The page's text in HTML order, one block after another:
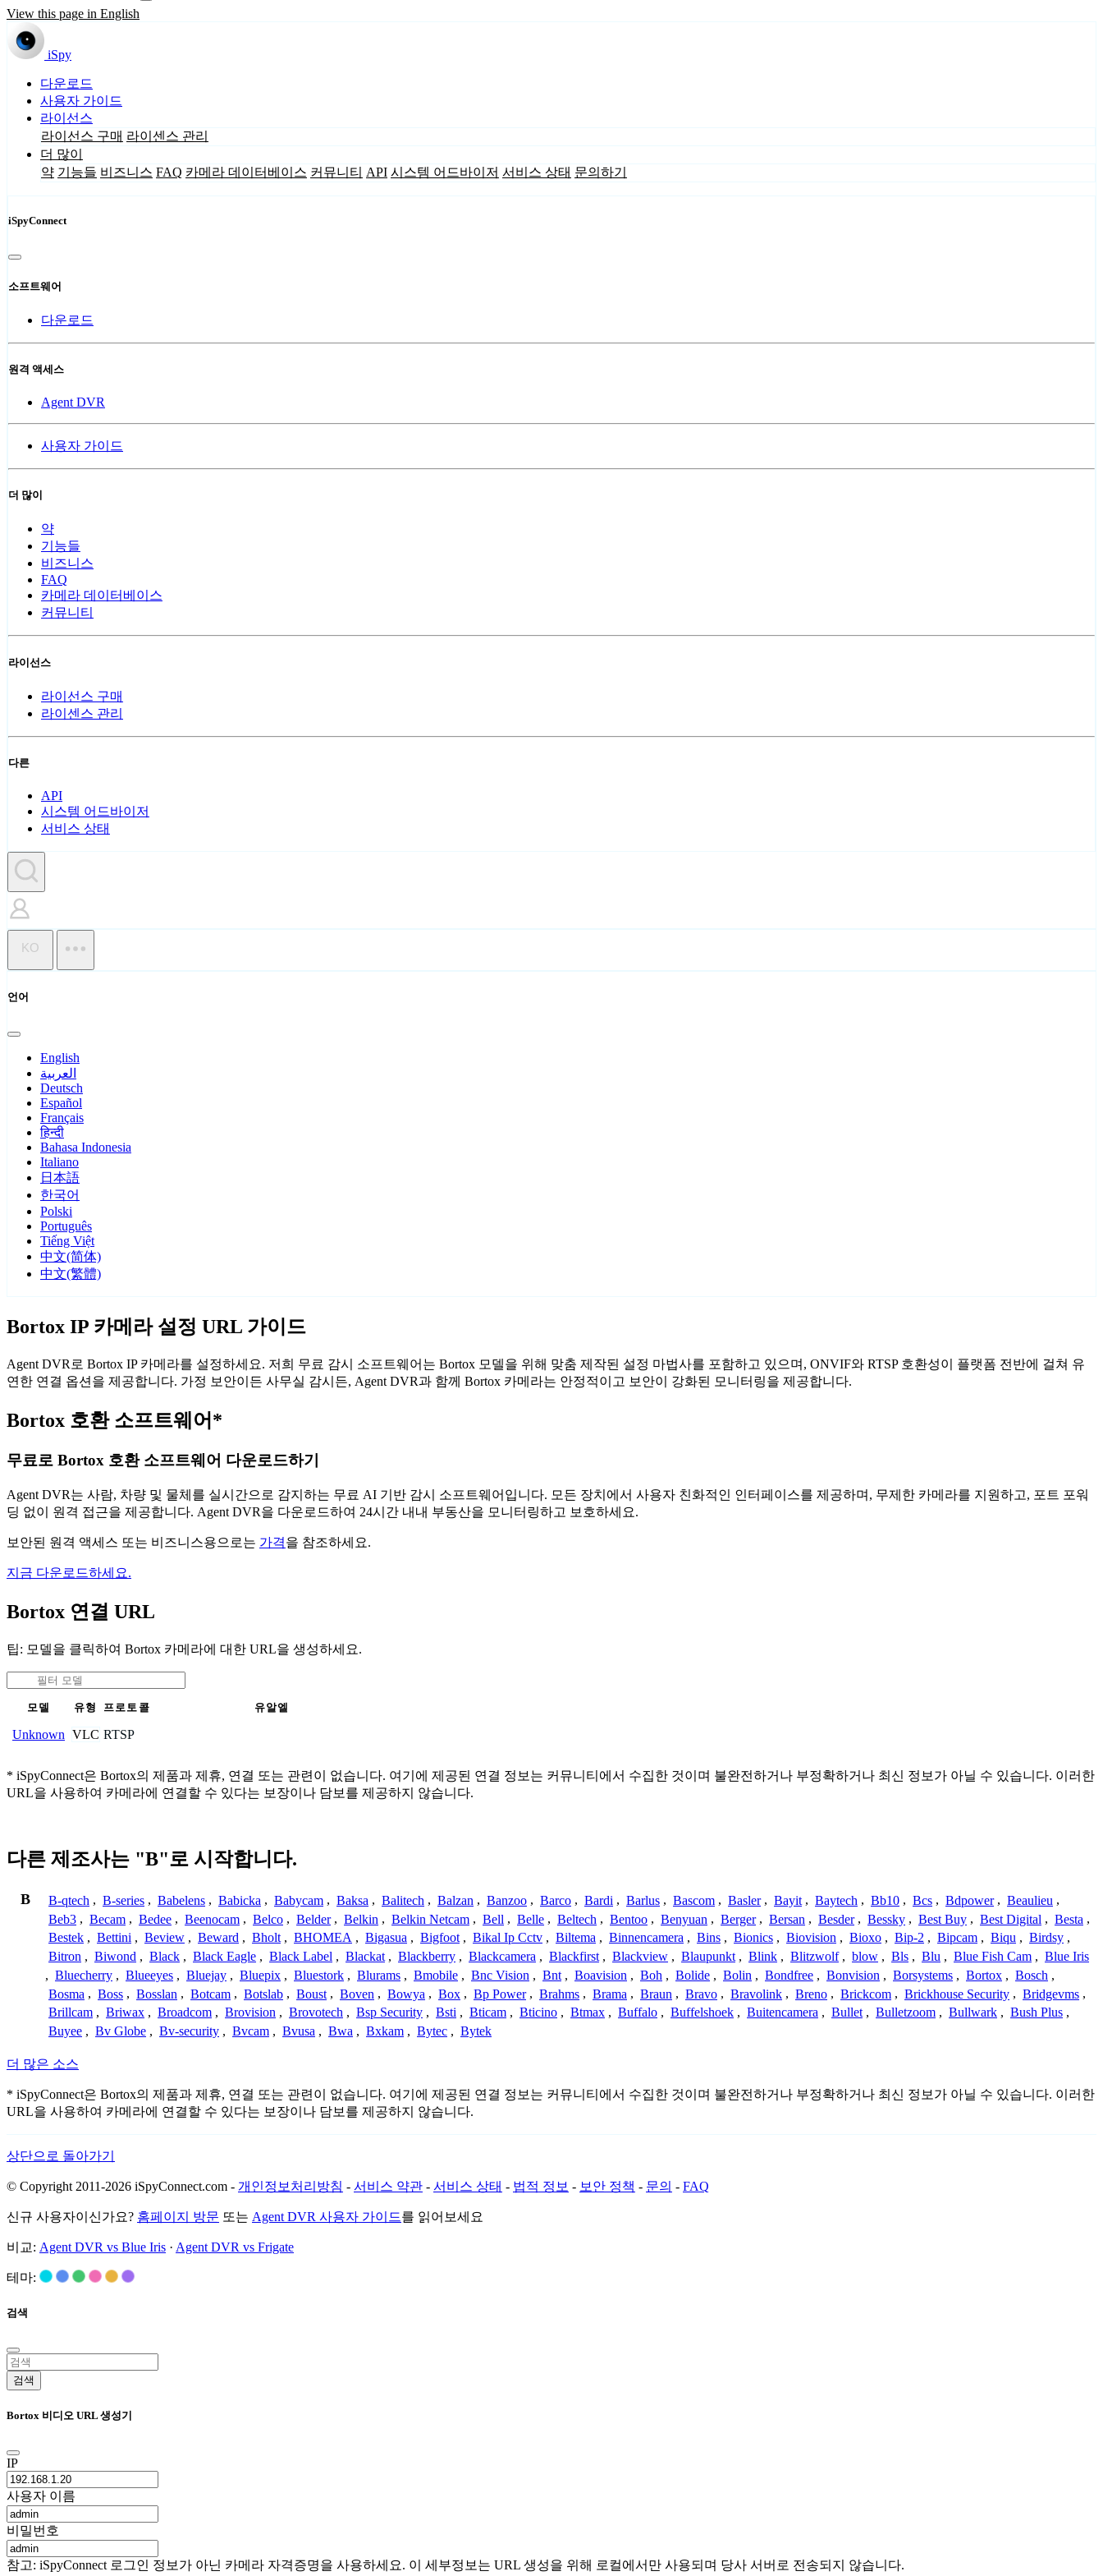
View this page in English
iSpy
다운로드
사용자 가이드
라이선스
라이선스 구매 라이센스 관리
더 많이
약 기능들 비즈니스 FAQ 카메라 데이터베이스 커뮤니티 API 시스템 어드바이저 서비스 상태 문의하기
iSpyConnect
소프트웨어
다운로드
원격 액세스
Agent DVR
사용자 가이드
더 많이
약
기능들
비즈니스
FAQ
카메라 데이터베이스
커뮤니티
라이선스
라이선스 구매
라이센스 관리
다른
API
시스템 어드바이저
서비스 상태
KO
언어
English
العربية
Deutsch
Español
Français
हिन्दी
Bahasa Indonesia
Italiano
日本語
한국어
Polski
Português
Tiếng Việt
中文(简体)
中文(繁體)
Bortox IP 카메라 설정 URL 가이드
Agent DVR로 Bortox IP 카메라를 설정하세요. 저희 무료 감시 소프트웨어는 Bortox 모델을 위해 맞춤 제작된 설정 마법사를 포함하고 있으며, ONVIF와 RTSP 호환성이 플랫폼 전반에 걸쳐 유
연한 연결 옵션을 제공합니다. 가정 보안이든 사무실 감시든, Agent DVR과 함께 Bortox 카메라는 안정적이고 보안이 강화된 모니터링을 제공합니다.
Bortox 호환 소프트웨어*
무료로 Bortox 호환 소프트웨어 다운로드하기
Agent DVR는 사람, 차량 및 물체를 실시간으로 감지하는 무료 AI 기반 감시 소프트웨어입니다. 모든 장치에서 사용자 친화적인 인터페이스를 제공하며, 무제한 카메라를 지원하고, 포트 포워
딩 없이 원격 접근을 제공합니다. Agent DVR을 다운로드하여 24시간 내내 부동산을 모니터링하고 보호하세요.
보안된 원격 액세스 또는 비즈니스용으로는 가격을 참조하세요.
지금 다운로드하세요.
Bortox 연결 URL
팁: 모델을 클릭하여 Bortox 카메라에 대한 URL을 생성하세요.
모델 유형 프로토콜 유알엘
Unknown VLC RTSP
* iSpyConnect은 Bortox의 제품과 제휴, 연결 또는 관련이 없습니다. 여기에 제공된 연결 정보는 커뮤니티에서 수집한 것이며 불완전하거나 부정확하거나 최신 정보가 아닐 수 있습니다. 이러한
URL을 사용하여 카메라에 연결할 수 있다는 보장이나 담보를 제공하지 않습니다.
다른 제조사는 "B"로 시작합니다.
B B-qtech , B-series , Babelens , Babicka , Babycam , Baksa , Balitech , Balzan , Banzoo , Barco , Bardi , Barlus , Bascom , Basler , Bayit , Baytech , Bb10 , Bcs , Bdpower , Beaulieu ,
Beb3 , Becam , Bedee , Beenocam , Belco , Belder , Belkin , Belkin Netcam , Bell , Belle , Beltech , Bentoo , Benyuan , Berger , Bersan , Besder , Bessky , Best Buy , Best Digital , Besta ,
Bestek , Bettini , Beview , Beward , Bholt , BHOMEA , Bigasua , Bigfoot , Bikal Ip Cctv , Biltema , Binnencamera , Bins , Bionics , Biovision , Bioxo , Bip-2 , Bipcam , Biqu , Birdsy ,
Bitron , Biwond , Black , Black Eagle , Black Label , Blackat , Blackberry , Blackcamera , Blackfirst , Blackview , Blaupunkt , Blink , Blitzwolf , blow , Bls , Blu , Blue Fish Cam , Blue Iris
, Bluecherry , Blueeyes , Bluejay , Bluepix , Bluestork , Blurams , Bmobile , Bnc Vision , Bnt , Boavision , Boh , Bolide , Bolin , Bondfree , Bonvision , Borsystems , Bortox , Bosch ,
Bosma , Boss , Bosslan , Botcam , Botslab , Boust , Boven , Bowya , Box , Bp Power , Brahms , Brama , Braun , Bravo , Bravolink , Breno , Brickcom , Brickhouse Security , Bridgevms ,
Brillcam , Briwax , Broadcom , Brovision , Brovotech , Bsp Security , Bsti , Bticam , Bticino , Btmax , Buffalo , Buffelshoek , Buitencamera , Bullet , Bulletzoom , Bullwark , Bush Plus ,
Buyee , Bv Globe , Bv-security , Bvcam , Bvusa , Bwa , Bxkam , Bytec , Bytek
더 많은 소스
* iSpyConnect은 Bortox의 제품과 제휴, 연결 또는 관련이 없습니다. 여기에 제공된 연결 정보는 커뮤니티에서 수집한 것이며 불완전하거나 부정확하거나 최신 정보가 아닐 수 있습니다. 이러한
URL을 사용하여 카메라에 연결할 수 있다는 보장이나 담보를 제공하지 않습니다.
상단으로 돌아가기
© Copyright 2011-2026 iSpyConnect.com - 개인정보처리방침 - 서비스 약관 - 서비스 상태 - 법적 정보 - 보안 정책 - 문의 - FAQ
신규 사용자이신가요? 홈페이지 방문 또는 Agent DVR 사용자 가이드를 읽어보세요
비교: Agent DVR vs Blue Iris · Agent DVR vs Frigate
테마:
검색
검색
Bortox 비디오 URL 생성기
IP
사용자 이름
비밀번호
참고: iSpyConnect 로그인 정보가 아닌 카메라 자격증명을 사용하세요. 이 세부정보는 URL 생성을 위해 로컬에서만 사용되며 당사 서버로 전송되지 않습니다.